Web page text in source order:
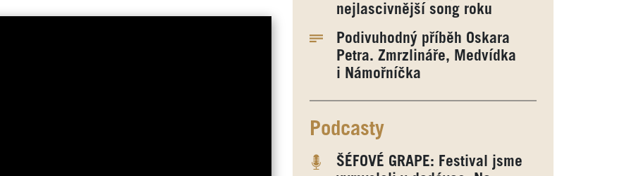
nejlascivnější song roku
Podivuhodný příběh Oskara
Petra. Zmrzlináře, Medvídka
i Námořníčka
Podcasty
ŠÉFOVÉ GRAPE: Festival jsme